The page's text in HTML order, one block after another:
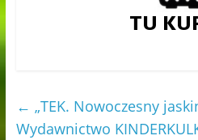
← „TEK. Nowoczesny
Wydawnictwo